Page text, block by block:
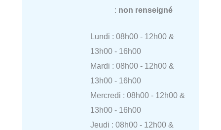
: non renseigné
Lundi : 08h00 - 12h00 &
13h00 - 16h00
Mardi : 08h00 - 12h00 &
13h00 - 16h00
Mercredi : 08h00 - 12h00 &
13h00 - 16h00
Jeudi : 08h00 - 12h00 &